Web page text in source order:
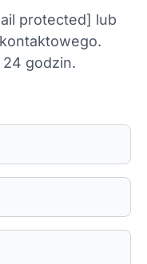
protected] lub
godzin.